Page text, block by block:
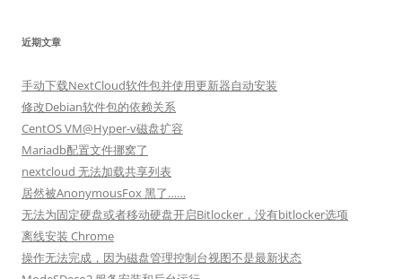
近期文章
手动下载NextCloud软件包并使用更新器自动安装
修改Debian软件包的依赖关系
CentOS VM@Hyper-v磁盘扩容
Mariadb配置文件挪窝了
nextcloud 无法加载共享列表
居然被AnonymousFox 黑了……
无法为固定硬盘或者移动硬盘开启Bitlocker，没有bitlocker选项
离线安装 Chrome
操作无法完成，因为磁盘管理控制台视图不是最新状态